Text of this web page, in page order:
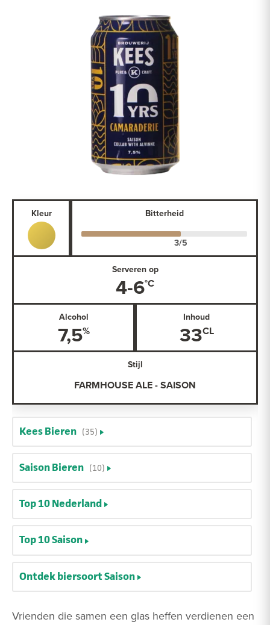
Vrienden die samen een glas heffen verdienen een
Kleur Bitterheid
Serveren op
4-6
Alcohol
7,5
Inhoud
33
Stijl
FARMHOUSE ALE - SAISON
Kees Bieren (35)
Saison Bieren (10)
Top 10 Nederland
Top 10 Saison
Ontdek biersoort Saison